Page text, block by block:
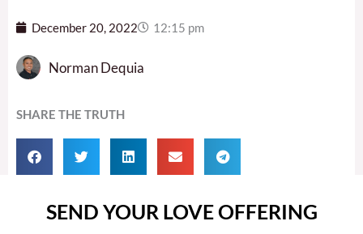
December 20, 2022 12:15 pm
Norman Dequia
SHARE THE TRUTH
SEND YOUR LOVE OFFERING